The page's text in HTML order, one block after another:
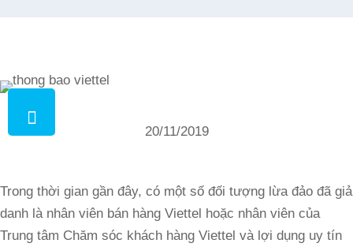
20/11/2019
Trong thời gian gần đây, có một số đối tượng lừa đảo đã giả
danh là nhân viên bán hàng Viettel hoặc nhân viên của
Trung tâm Chăm sóc khách hàng Viettel và lợi dụng uy tín